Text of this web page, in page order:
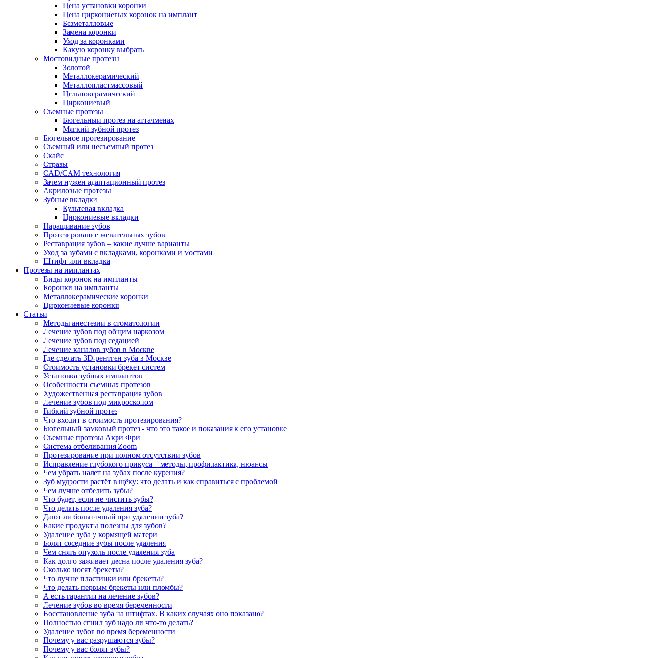
Цена установки коронки
Цена циркониевых коронок на имплант
Безметалловые
Замена коронки
Уход за коронками
Какую коронку выбрать
Мостовидные протезы
Золотой
Металлокерамический
Металлопластмассовый
Цельнокерамический
Циркониевый
Съемные протезы
Бюгельный протез на аттачменах
Мягкий зубной протез
Бюгельное протезирование
Съемный или несъемный протез
Скайс
Стразы
CAD/CAM технология
Зачем нужен адаптационный протез
Акриловые протезы
Зубные вкладки
Культевая вкладка
Циркониевые вкладки
Наращивание зубов
Протезирование жевательных зубов
Реставрация зубов – какие лучше варианты
Уход за зубами с вкладками, коронками и мостами
Штифт или вкладка
Протезы на имплантах
Виды коронок на импланты
Коронки на импланты
Металлокерамические коронки
Циркониевые коронки
Статьи
Методы анестезии в стоматологии
Лечение зубов под общим наркозом
Лечение зубов под седацией
Лечение каналов зубов в Москве
Где сделать 3D-рентген зуба в Москве
Стоимость установки брекет систем
Установка зубных имплантов
Особенности съемных протезов
Художественная реставрация зубов
Лечение зубов под микроскопом
Гибкий зубной протез
Что входит в стоимость протезирования?
Бюгельный замковый протез - что это такое и показания к его установке
Съемные протезы Акри Фри
Система отбеливания Zoom
Протезирование при полном отсутствии зубов
Исправление глубокого прикуса – методы, профилактика, нюансы
Чем убрать налет на зубах после курения?
Зуб мудрости растёт в щёку: что делать и как справиться с проблемой
Чем лучше отбелить зубы?
Что будет, если не чистить зубы?
Что делать после удаления зуба?
Дают ли больничный при удалении зуба?
Какие продукты полезны для зубов?
Удаление зуба у кормящей матери
Болят соседние зубы после удаления
Чем снять опухоль после удаления зуба
Как долго заживает десна после удаления зуба?
Сколько носят брекеты?
Что лучше пластинки или брекеты?
Что делать первым брекеты или пломбы?
А есть гарантия на лечение зубов?
Лечение зубов во время беременности
Восстановление зуба на штифтах. В каких случаях оно показано?
Полностью сгнил зуб надо ли что-то делать?
Удаление зубов во время беременности
Почему у вас разрушаются зубы?
Почему у вас болят зубы?